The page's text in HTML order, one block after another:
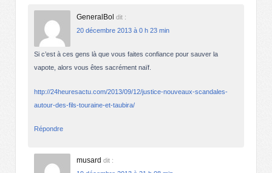
GeneralBol dit :
20 décembre 2013 à 0 h 23 min
Si c’est à ces gens là que vous faites confiance pour sauver la
vapote, alors vous êtes sacrément naïf.
http://24heuresactu.com/2013/09/12/justice-nouveaux-scandales-
autour-des-fils-touraine-et-taubira/
Répondre
musard dit :